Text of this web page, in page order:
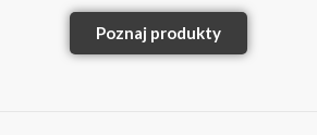
Poznaj produkty